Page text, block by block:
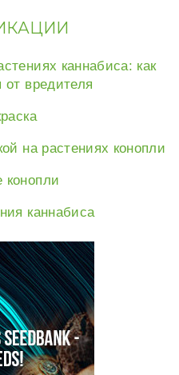
каннабиса: как
вредителя
на растениях конопли
каннабиса